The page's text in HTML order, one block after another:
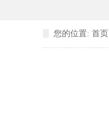
您的位置: 首页